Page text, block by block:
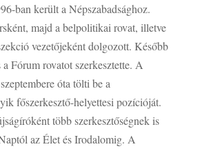
ban került a Népszabadsághoz.
majd a belpolitikai rovat, illetve
vezetőjeként dolgozott. Később
Fórum rovatot szerkesztette. A
óta tölti be a
főszerkesztő-helyettesi pozícióját.
több szerkesztőségnek is
az Élet és Irodalomig. A